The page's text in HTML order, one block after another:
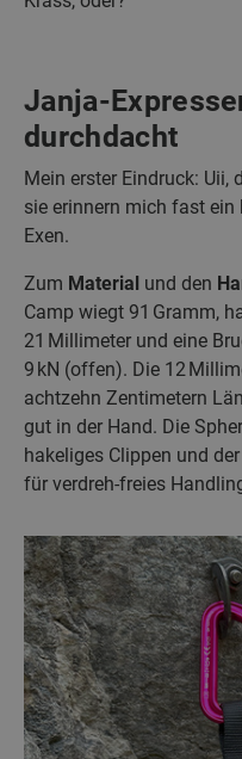
Janja-
durchdacht
Mein erster Eindruck:
sie erinnern mich fast
Exen.
Zum Material und den
Camp wiegt 91 Gramm,
21 Millimeter und eine
9 kN (offen). Die 12
achtzehn Zentimetern
gut in der Hand. Die
hakeliges Clippen und
für verdreh-freies